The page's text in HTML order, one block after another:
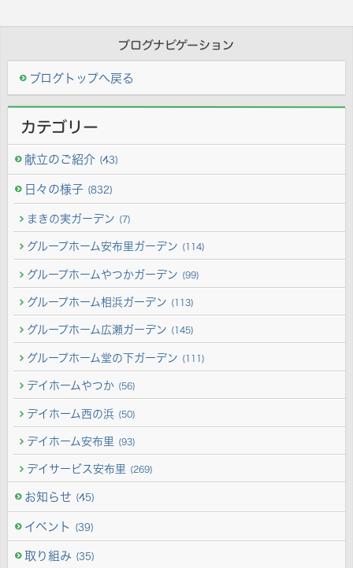
ブログナビゲーション
ブログトップへ戻る
カテゴリー
献立のご紹介 (43)
日々の様子 (832)
まきの実ガーデン (7)
グループホーム安布里ガーデン (114)
グループホームやつかガーデン (99)
グループホーム相浜ガーデン (113)
グループホーム広瀬ガーデン (145)
グループホーム堂の下ガーデン (111)
デイホームやつか (56)
デイホーム西の浜 (50)
デイホーム安布里 (93)
デイサービス安布里 (269)
お知らせ (45)
イベント (39)
取り組み (35)